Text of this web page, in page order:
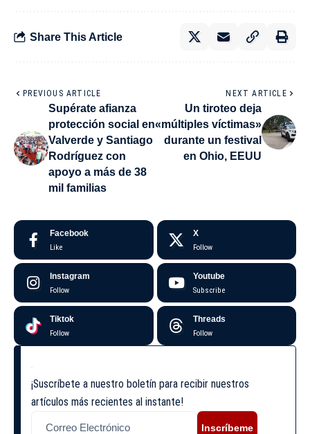
Share This Article
PREVIOUS ARTICLE
Supérate afianza
protección social en
Valverde y Santiago
Rodríguez con
apoyo a más de 38
mil familias
NEXT ARTICLE
Un tiroteo deja
«múltiples víctimas»
durante un festival
en Ohio, EEUU
Facebook
Like
X
Follow
Instagram
Follow
Youtube
Subscribe
Tiktok
Follow
Threads
Follow
¡Suscríbete a nuestro boletín para recibir nuestros
artículos más recientes al instante!
Inscríbeme